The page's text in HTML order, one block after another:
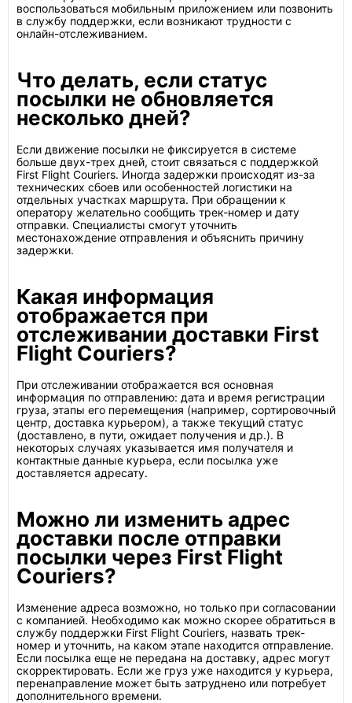
воспользоваться мобильным приложением или позвонить
в службу поддержки, если возникают трудности с
онлайн-отслеживанием.
Что делать, если статус
посылки не обновляется
несколько дней?
Если движение посылки не фиксируется в системе
больше двух-трех дней, стоит связаться с поддержкой
First Flight Couriers. Иногда задержки происходят из-за
технических сбоев или особенностей логистики на
отдельных участках маршрута. При обращении к
оператору желательно сообщить трек-номер и дату
отправки. Специалисты смогут уточнить
местонахождение отправления и объяснить причину
задержки.
Какая информация
отображается при
отслеживании доставки First
Flight Couriers?
При отслеживании отображается вся основная
информация по отправлению: дата и время регистрации
груза, этапы его перемещения (например, сортировочный
центр, доставка курьером), а также текущий статус
(доставлено, в пути, ожидает получения и др.). В
некоторых случаях указывается имя получателя и
контактные данные курьера, если посылка уже
доставляется адресату.
Можно ли изменить адрес
доставки после отправки
посылки через First Flight
Couriers?
Изменение адреса возможно, но только при согласовании
с компанией. Необходимо как можно скорее обратиться в
службу поддержки First Flight Couriers, назвать трек-
номер и уточнить, на каком этапе находится отправление.
Если посылка еще не передана на доставку, адрес могут
скорректировать. Если же груз уже находится у курьера,
перенаправление может быть затруднено или потребует
дополнительного времени.